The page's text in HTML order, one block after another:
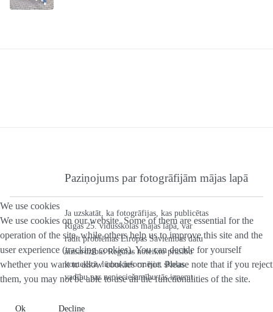
Paziņojums par fotogrāfijām mājas lapā
Ja uzskatāt, ka fotogrāfijas, kas publicētas
Rīgas 25. vidusskolas mājas lapā, var
radīt problēmas Eiropas Savienības datu
aizsardzības Regulas noteikto prasību
kontekstā, lūdzu informējiet skolas
vadību par nepieciešamību tās izņemt.
We use cookies
We use cookies on our website. Some of them are essential for the
operation of the site, while others help us to improve this site and the
user experience (tracking cookies). You can decide for yourself
whether you want to allow cookies or not. Please note that if you reject
them, you may not be able to use all the functionalities of the site.
Ok Decline